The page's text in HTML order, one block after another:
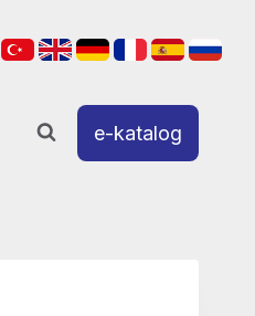
e-katalog